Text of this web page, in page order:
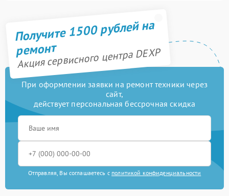
Получите 1500 рублей на
ремонт
Акция сервисного центра DEXP
При оформлении заявки на ремонт техники через
сайт,
действует персональная бессрочная скидка
Отправляя, Вы соглашаетесь с политикой конфиденциальности